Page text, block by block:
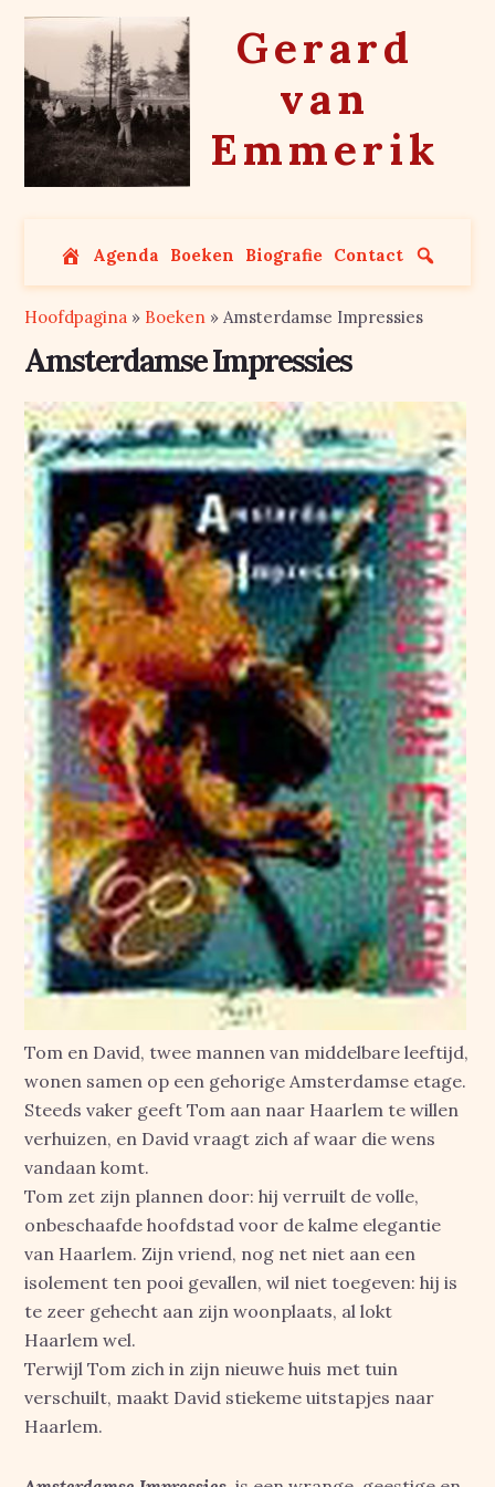
Gerard
van
Emmerik
Agenda Boeken Biografie Contact
Hoofdpagina » Boeken »Amsterdamse Impressies
Amsterdamse Impressies
Tom en David, twee mannen van middelbare leeftijd,
wonen samen op een gehorige Amsterdamse etage.
Steeds vaker geeft Tom aan naar Haarlem te willen
verhuizen, en David vraagt zich af waar die wens
vandaan komt.
Tom zet zijn plannen door: hij verruilt de volle,
onbeschaafde hoofdstad voor de kalme elegantie
van Haarlem. Zijn vriend, nog net niet aan een
isolement ten pooi gevallen, wil niet toegeven: hij is
te zeer gehecht aan zijn woonplaats, al lokt
Haarlem wel.
Terwijl Tom zich in zijn nieuwe huis met tuin
verschuilt, maakt David stiekeme uitstapjes naar
Haarlem.